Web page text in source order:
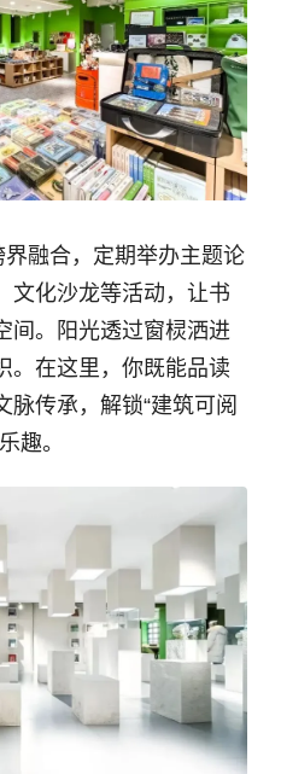
界融合，定期举办主题论
文化沙龙等活动，让书
间。阳光透过窗棂洒进
。在这里，你既能品读
脉传承，解锁“建筑可阅
趣。